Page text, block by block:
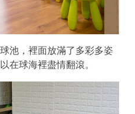
池，裡面放滿了多彩多姿
在球海裡盡情翻滾。